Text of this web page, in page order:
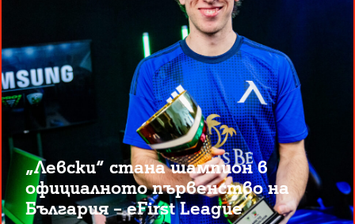
„Левски“ стана шампион в
официалното първенство на
България – eFirst League